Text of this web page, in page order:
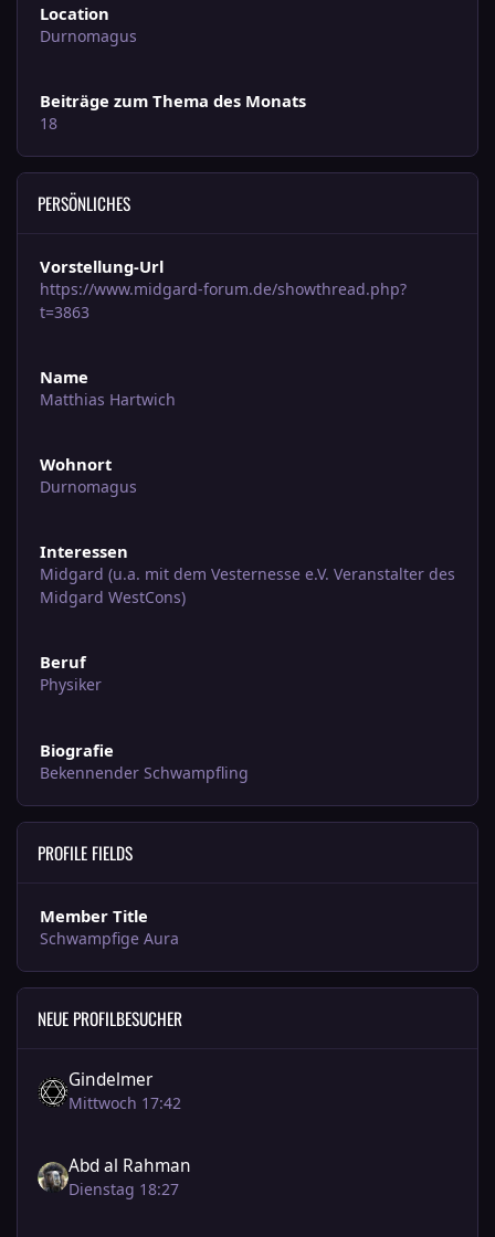
Location
Durnomagus
Beiträge zum Thema des Monats
18
PERSÖNLICHES
Vorstellung-Url
https://www.midgard-forum.de/showthread.php?
t=3863
Name
Matthias Hartwich
Wohnort
Durnomagus
Interessen
Midgard (u.a. mit dem Vesternesse e.V. Veranstalter des
Midgard WestCons)
Beruf
Physiker
Biografie
Bekennender Schwampfling
PROFILE FIELDS
Member Title
Schwampfige Aura
NEUE PROFILBESUCHER
Gindelmer
Mittwoch 17:42
Abd al Rahman
Dienstag 18:27